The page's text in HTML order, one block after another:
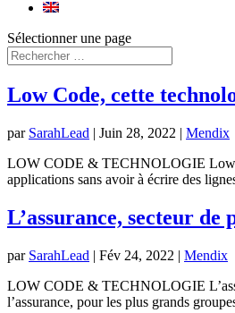
Sélectionner une page
Low Code, cette
par SarahLead | Juin 28, 2022 | Mendix
LOW CODE & TECHNOLOGIE Low
applications sans avoir à écrire des
L’assurance, secteur
par SarahLead | Fév 24, 2022 | Mendix
LOW CODE & TECHNOLOGIE
l’assurance, pour les plus grands